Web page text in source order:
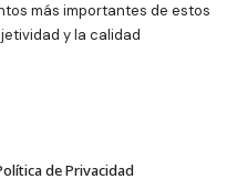
más importantes de estos
y la calidad
de Privacidad